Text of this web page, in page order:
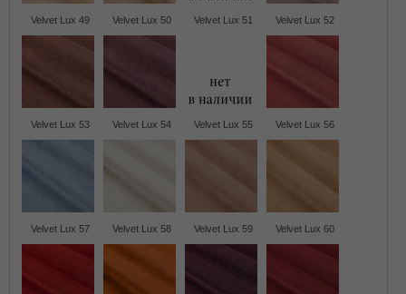
Velvet Lux 49 Velvet Lux 50 Velvet Lux 51 Velvet Lux 52
Velvet Lux 53 Velvet Lux 54 Velvet Lux 55 Velvet Lux 56
Velvet Lux 57 Velvet Lux 58 Velvet Lux 59 Velvet Lux 60